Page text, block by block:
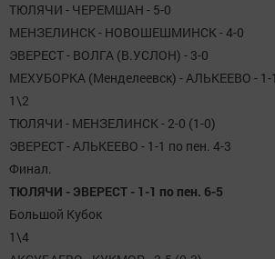
ТЮЛЯЧИ - ЧЕРЕМШАН - 5-0
МЕНЗЕЛИНСК - НОВОШЕШМИНСК - 4-0
ЭВЕРЕСТ - ВОЛГА (В.УСЛОН) - 3-0
МЕХУБОРКА (Менделеевск) - АЛЬКЕЕВО - 1-
1\2
ТЮЛЯЧИ - МЕНЗЕЛИНСК - 2-0 (1-0)
ЭВЕРЕСТ - АЛЬКЕЕВО - 1-1 по пен. 4-3
Финал.
ТЮЛЯЧИ - ЭВЕРЕСТ - 1-1 по пен. 6-5
Большой Кубок
1\4